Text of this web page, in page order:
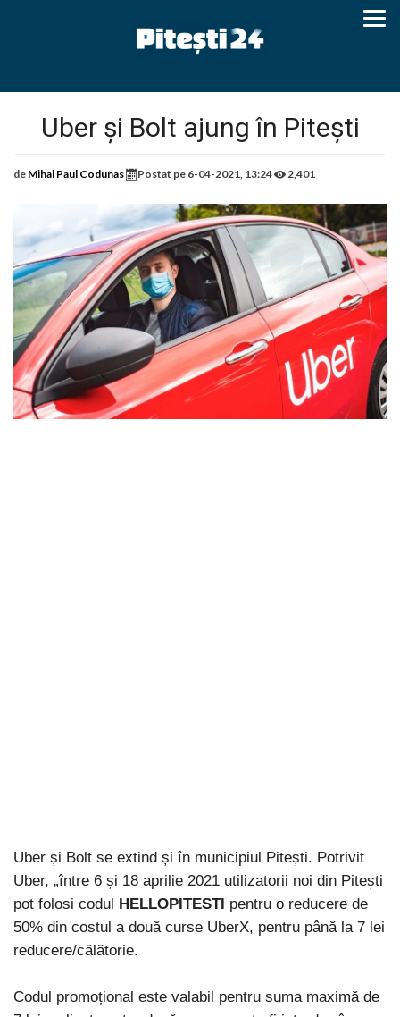
Uber și Bolt ajung în Pitești
de Mihai Paul Codunas Postat pe 6-04-2021, 13:24 2,401
Uber și Bolt se extind și în municipiul Pitești. Potrivit
Uber, „între 6 și 18 aprilie 2021 utilizatorii noi din Pitești
pot folosi codul
HELLOPITESTI pentru o reducere de
50% din costul a două curse UberX, pentru până la 7 lei
reducere/călătorie.
Codul promoțional este valabil pentru suma maximă de